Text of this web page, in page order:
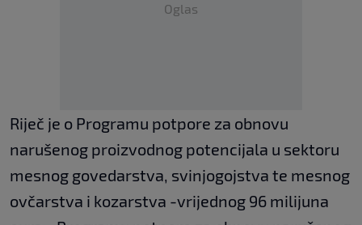
Oglas
Riječ je o Programu potpore za obnovu
narušenog proizvodnog potencijala u sektoru
mesnog govedarstva, svinjogojstva te mesnog
ovčarstva i kozarstva -vrijednog 96 milijuna